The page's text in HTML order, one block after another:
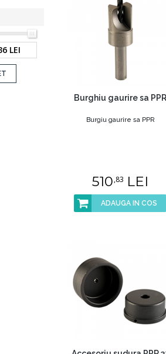
LEI
Burghiu gaurire sa PPR
Burgiu gaurire sa PPR
510,83 LEI
ADAUGA IN COS